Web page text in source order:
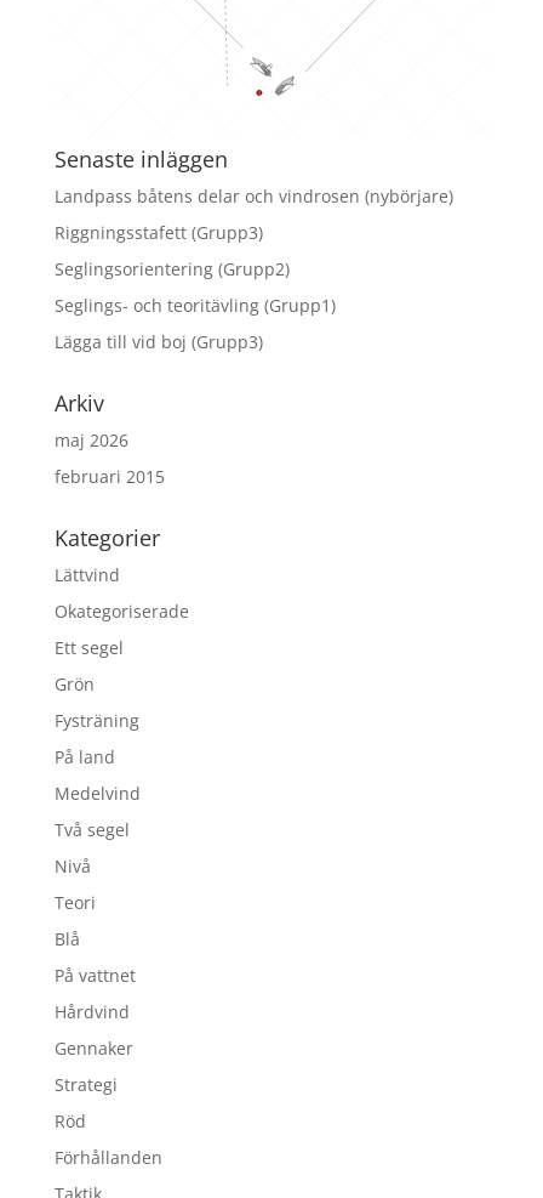
Senaste inläggen
Landpass båtens delar och vindrosen (nybörjare)
Riggningsstafett (Grupp3)
Seglingsorientering (Grupp2)
Seglings- och teoritävling (Grupp1)
Lägga till vid boj (Grupp3)
Arkiv
maj 2026
februari 2015
Kategorier
Lättvind
Okategoriserade
Ett segel
Grön
Fysträning
På land
Medelvind
Två segel
Nivå
Teori
Blå
På vattnet
Hårdvind
Gennaker
Strategi
Röd
Förhållanden